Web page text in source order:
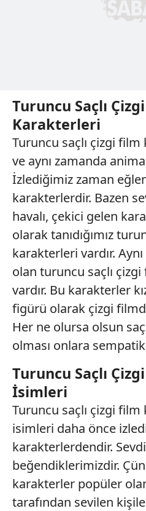
Turuncu Saçlı
Karakterleri
Turuncu saçlı çizgi
ve aynı zamanda
İzlediğimiz zaman
karakterlerdir. Bazen
havalı, çekici gelen
olarak tanıdığımız
karakterleri vardır.
olan turuncu saçlı
vardır. Bu karakterler
figürü olarak çizgi
Her ne olursa olsun
olması onlara
Turuncu Saçlı
İsimleri
Turuncu saçlı çizgi
isimleri daha önce
karakterlerdendir.
beğendiklerimizdir.
karakterler popüler
tarafından sevilen